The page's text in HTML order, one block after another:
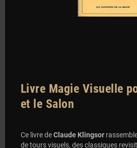
Livre Magie Visuelle
et le Salon
Ce livre deClaude Klingsor
de tours visuels, des classiques